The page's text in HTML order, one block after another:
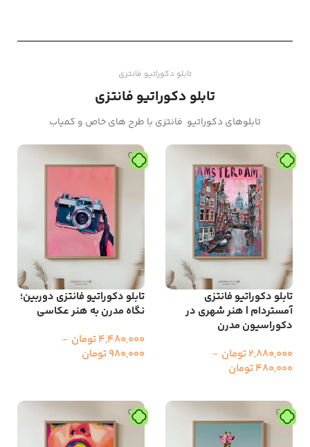
تابلو دکوراتیو فانتزی
تابلو دکوراتیو فانتزی
تابلوهای دکوراتیو فانتزی با طرح های خاص و کمیاب
تابلو دکوراتیو فانتزی
آمستردام | هنر شهری در
دکوراسیون مدرن
2,880,000تومان –
480,000تومان
تابلو دکوراتیو فانتزی دوربین؛
نگاه مدرن به هنر عکاسی
4,480,000تومان –
980,000تومان